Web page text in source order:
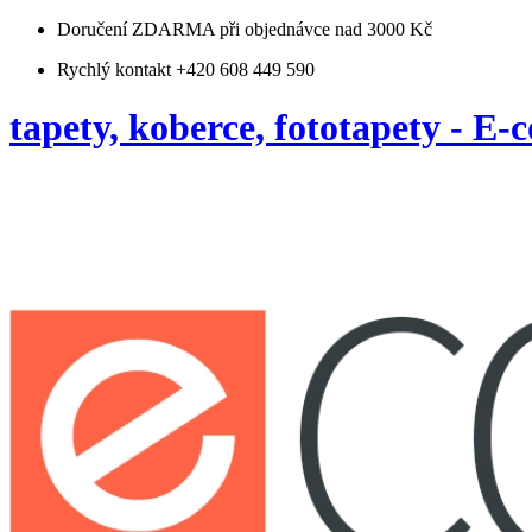
Doručení ZDARMA při objednávce nad 3000 Kč
Rychlý kontakt +420 608 449 590
tapety, koberce, fototapety - E-